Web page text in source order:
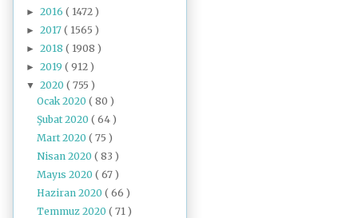
► 2016 ( 1472 )
► 2017 ( 1565 )
► 2018 ( 1908 )
► 2019 ( 912 )
▼ 2020 ( 755 )
Ocak 2020( 80 )
Şubat 2020( 64 )
Mart 2020( 75 )
Nisan 2020( 83 )
Mayıs 2020( 67 )
Haziran 2020( 66 )
Temmuz 2020( 71 )